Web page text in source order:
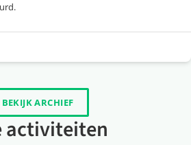
BEKIJK ARCHIEF
activiteiten